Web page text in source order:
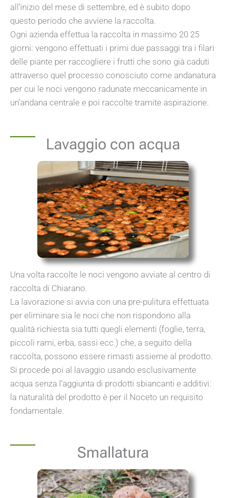
all’inizio del mese di settembre, ed è subito dopo
questo periodo che avviene la raccolta.
Ogni azienda effettua la raccolta in massimo 20 25
giorni: vengono effettuati i primi due passaggi tra i filari
delle piante per raccogliere i frutti che sono già caduti
attraverso quel processo conosciuto come andanatura
per cui le noci vengono radunate meccanicamente in
un’andana centrale e poi raccolte tramite aspirazione.
Lavaggio con acqua
Una volta raccolte le noci vengono avviate al centro di
raccolta di Chiarano.
La lavorazione si avvia con una pre-pulitura effettuata
per eliminare sia le noci che non rispondono alla
qualità richiesta sia tutti quegli elementi (foglie, terra,
piccoli rami, erba, sassi ecc.) che, a seguito della
raccolta, possono essere rimasti assieme al prodotto.
Si procede poi al lavaggio usando esclusivamente
acqua senza l’aggiunta di prodotti sbiancanti e additivi:
la naturalità del prodotto è per il Noceto un requisito
fondamentale.
Smallatura